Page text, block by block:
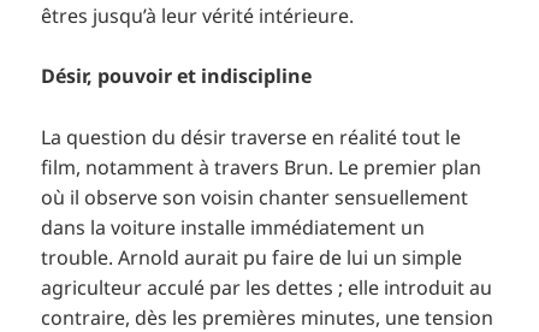
êtres jusqu’à leur vérité intérieure.
Désir, pouvoir et indiscipline
La question du désir traverse en réalité tout le
film, notamment à travers Brun. Le premier plan
où il observe son voisin chanter sensuellement
dans la voiture installe immédiatement un
trouble. Arnold aurait pu faire de lui un simple
agriculteur acculé par les dettes ; elle introduit au
contraire, dès les premières minutes, une tension